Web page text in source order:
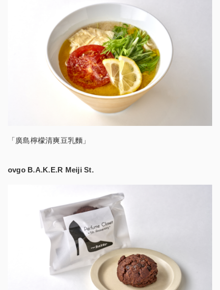
「廣島檸檬清爽豆乳麵」
ovgo B.A.K.E.R Meiji St.